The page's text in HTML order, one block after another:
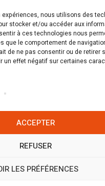
nous utilisons des
stocker et/ou accéder aux
à ces technologies nous
que le comportement de
de ne pas consentir ou de retirer
un effet négatif sur certaines
ACCEPTER
REFUSER
LES PRÉFÉRENCES
: « Cédric Cornet
de populisme qui aurait
en macoutisme »
Politique de cookies (UE)